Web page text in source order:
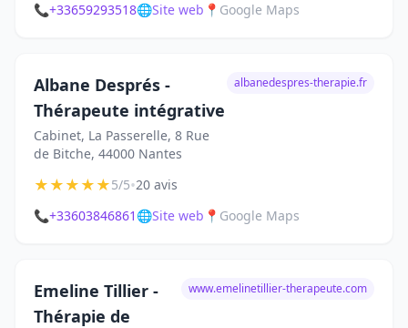
📞+33659293518🌐Site web 📍 Google Maps
Albane Després -
Thérapeute intégrative
Cabinet, La Passerelle, 8 Rue
de Bitche, 44000 Nantes
albanedespres-therapie.fr
★★★★★5/5•20 avis
📞+33603846861 🌐Site web 📍 Google Maps
Emeline Tillier -
Thérapie de
www.emelinetillier-therapeute.com